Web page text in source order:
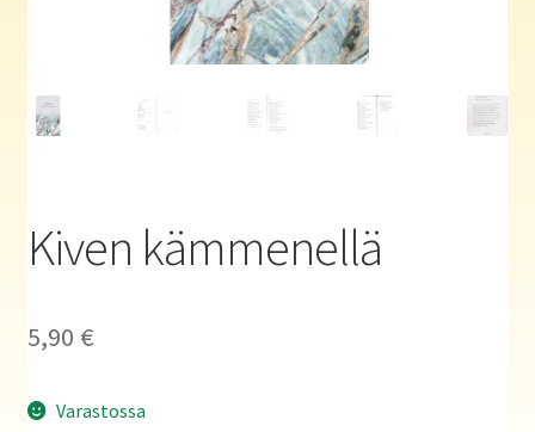
Auringon kirja- ja paperipuodit verkossa
tason
valikko
Media
Kiven kämmenellä
5,90 €
Varastossa